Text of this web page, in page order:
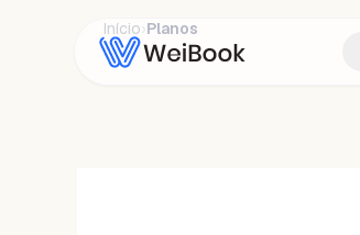
Início Planos